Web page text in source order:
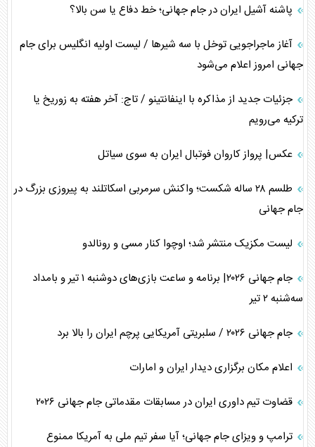
پاشنه آشیل ایران در جام جهانی؛ خط دفاع یا سن بالا؟
آغاز ماجراجویی توخل با سه شیرها / لیست اولیه انگلیس برای جام
جهانی امروز اعلام می‌شود
جزئیات جدید از مذاکره با اینفانتینو / تاج: آخر هفته به زوریخ یا
ترکیه می‌رویم
عکس| پرواز کاروان فوتبال ایران به سوی سیاتل
طلسم ۲۸ ساله شکست؛ واکنش سرمربی اسکاتلند به پیروزی بزرگ در
جام جهانی
لیست مکزیک منتشر شد؛ اوچوا کنار مسی و رونالدو
جام جهانی ۲۰۲۶| برنامه و ساعت بازی‌های دوشنبه ۱ تیر و بامداد
سه‌شنبه ۲ تیر
جام جهانی ۲۰۲۶ / سلبریتی آمریکایی پرچم ایران را بالا برد
اعلام مکان برگزاری دیدار ایران و امارات
قضاوت تیم داوری ایران در مسابقات مقدماتی جام جهانی ۲۰۲۶
ترامپ و ویزای جام جهانی؛ آیا سفر تیم ملی به آمریکا ممنوع